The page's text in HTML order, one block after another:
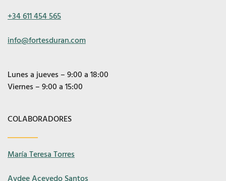
+34 611 454 565
info@fortesduran.com
Lunes a jueves – 9:00 a 18:00
Viernes – 9:00 a 15:00
COLABORADORES
María Teresa Torres
Aydee Acevedo Santos